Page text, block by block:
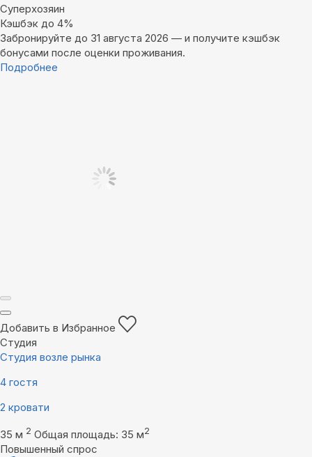
Суперхозяин
Кэшбэк до 4%
Забронируйте до 31 августа 2026 — и получите кэшбэк
бонусами после оценки проживания.
Подробнее
Добавить в Избранное
Студия
Студия возле рынка
4 гостя
2 кровати
35 м 2 Общая площадь: 35 м2
Повышенный спрос